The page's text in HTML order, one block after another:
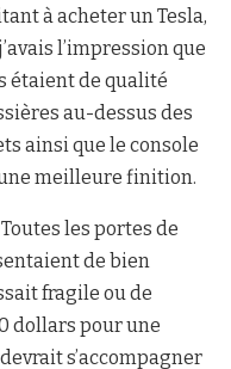
à acheter un Tesla,
l’impression que
étaient de qualité
au-dessus des
ainsi que le console
meilleure finition.
les portes de
de bien
fragile ou de
dollars pour une
s’accompagner